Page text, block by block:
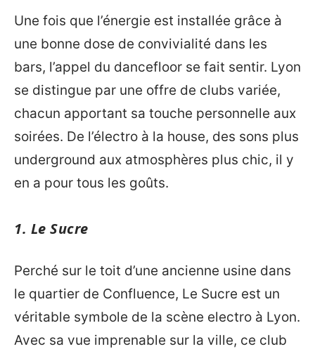
Une fois que l’énergie est installée grâce à
une bonne dose de convivialité dans les
bars, l’appel du dancefloor se fait sentir. Lyon
se distingue par une offre de clubs variée,
chacun apportant sa touche personnelle aux
soirées. De l’électro à la house, des sons plus
underground aux atmosphères plus chic, il y
en a pour tous les goûts.
1. Le Sucre
Perché sur le toit d’une ancienne usine dans
le quartier de Confluence, Le Sucre est un
véritable symbole de la scène electro à Lyon.
Avec sa vue imprenable sur la ville, ce club